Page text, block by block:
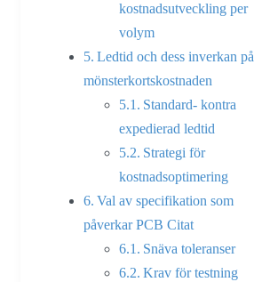
kostnadsutveckling per
volym
Ledtid och dess inverkan på
mönsterkortskostnaden
Standard- kontra
expedierad ledtid
Strategi för
kostnadsoptimering
Val av specifikation som
påverkar PCB Citat
Snäva toleranser
Krav för testning